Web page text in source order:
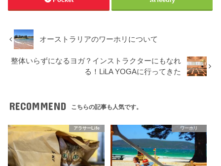
オーストラリアのワーホリについて
整体いらずになるヨガ？インストラクターにもなれ
る！LiLA YOGAに行ってきた
RECOMMEND こちらの記事も人気です。
アラサーLife ワーホリ